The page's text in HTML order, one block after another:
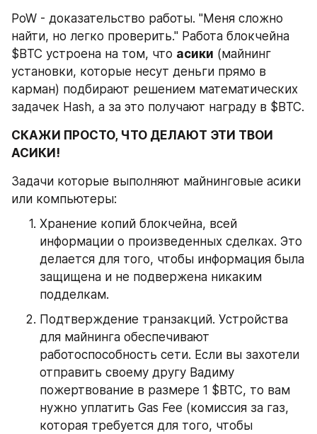
PoW - доказательство работы. "Меня сложно
найти, но легко проверить." Работа блокчейна
$BTC устроена на том, что асики (майнинг
установки, которые несут деньги прямо в
карман) подбирают решением математических
задачек Hash, а за это получают награду в $BTC.
СКАЖИ ПРОСТО, ЧТО ДЕЛАЮТ ЭТИ ТВОИ
АСИКИ!
Задачи которые выполняют майнинговые асики
или компьютеры:
Хранение копий блокчейна, всей
информации о произведенных сделках. Это
делается для того, чтобы информация была
защищена и не подвержена никаким
подделкам.
Подтверждение транзакций. Устройства
для майнинга обеспечивают
работоспособность сети. Если вы захотели
отправить своему другу Вадиму
пожертвование в размере 1 $BTC, то вам
нужно уплатить Gas Fee (комиссия за газ,
которая требуется для того, чтобы